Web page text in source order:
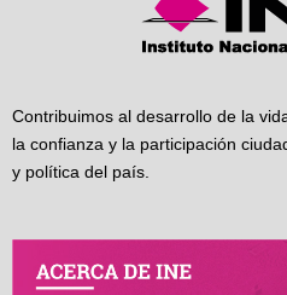
Contribuimos al desarrollo de la
la confianza y la participación
y política del país.